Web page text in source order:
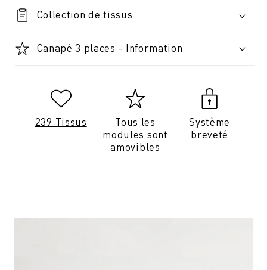
Collection de tissus
Canapé 3 places - Information
239 Tissus
Tous les
modules sont
amovibles
Système
breveté